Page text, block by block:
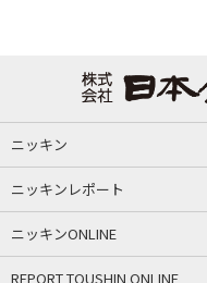
ニッキン
ニッキンレポート
ニッキンONLINE
REPORT TOUSHIN ONLINE